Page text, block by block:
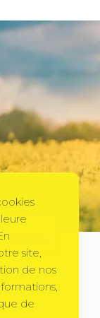
2009
site,
de nos
de